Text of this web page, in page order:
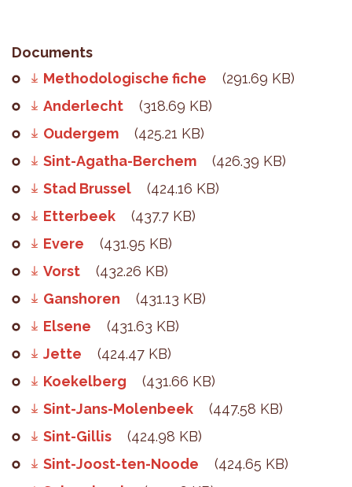
Documents
Methodologische fiche
(291.69 KB)
Anderlecht
(318.69 KB)
Oudergem
(425.21 KB)
Sint-Agatha-Berchem
(426.39 KB)
Stad Brussel
(424.16 KB)
Etterbeek
(437.7 KB)
Evere
(431.95 KB)
Vorst
(432.26 KB)
Ganshoren
(431.13 KB)
Elsene
(431.63 KB)
Jette
(424.47 KB)
Koekelberg
(431.66 KB)
Sint-Jans-Molenbeek
(447.58 KB)
Sint-Gillis
(424.98 KB)
Sint-Joost-ten-Noode
(424.65 KB)